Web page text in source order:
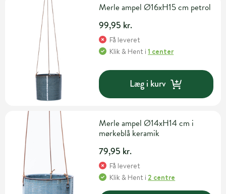
Merle ampel Ø16xH15 cm petrol
99,95 kr.
Få leveret
Klik & Hent i1 center
Læg i kurv
Merle ampel Ø14xH14 cm i
mørkeblå keramik
79,95 kr.
Få leveret
Klik & Hent i2 centre